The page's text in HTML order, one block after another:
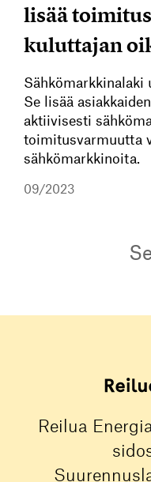
lisää
kuluttajan
Sähkömarkkinalaki
Se lisää
aktiivisesti
toimitusvarmuutta
sähkömarkkinoita.
09/2023
Reilua